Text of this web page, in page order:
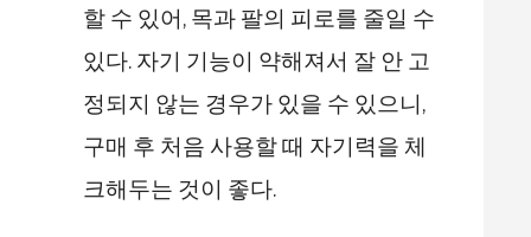
할 수 있어, 목과 팔의 피로를 줄일 수
있다. 자기 기능이 약해져서 잘 안 고
정되지 않는 경우가 있을 수 있으니,
구매 후 처음 사용할 때 자기력을 체
크해두는 것이 좋다.